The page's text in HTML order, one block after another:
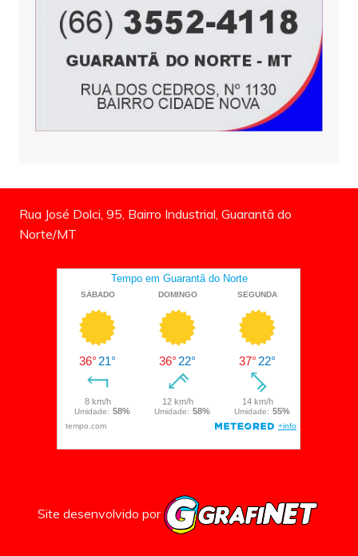
Rua José Dolci, 95, Bairro Industrial, Guarantã do
Norte/MT
Site desenvolvido por